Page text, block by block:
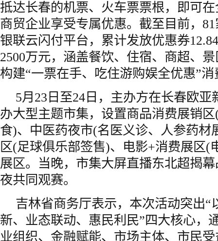
抵达长春的机票、火车票票根，即可
商贸企业享受专属优惠。截至目前，
银联云闪付平台，累计发放优惠券
2500万元，涵盖餐饮、住宿、商超、
构建“一票在手、吃住游购娱全优惠”
5月23日至24日，主办方在长春欧亚
办大型主题市集，设置商品消费展销
食)、中医药夜市(名医义诊、人参药材
区(足球俱乐部签售)、电影+消费展区(
展区。当晚，市集大屏直播东北超揭
夜共同观赛。
吉林省商务厅表示，本次活动突出“
新、业态联动、惠民利民”四大核心，
业组织、金融赋能、市场主体、市民